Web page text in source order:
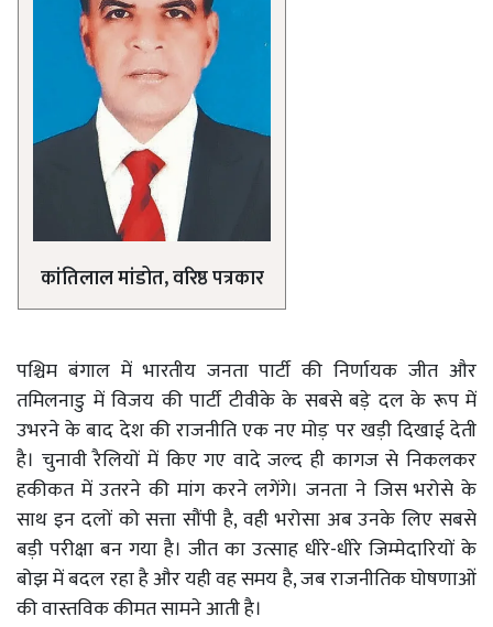
कांतिलाल मांडोत, वरिष्ठ पत्रकार
पश्चिम बंगाल में भारतीय जनता पार्टी की निर्णायक जीत और
तमिलनाडु में विजय की पार्टी टीवीके के सबसे बड़े दल के रूप में
उभरने के बाद देश की राजनीति एक नए मोड़ पर खड़ी दिखाई देती
है। चुनावी रैलियों में किए गए वादे जल्द ही कागज से निकलकर
हकीकत में उतरने की मांग करने लगेंगे। जनता ने जिस भरोसे के
साथ इन दलों को सत्ता सौंपी है, वही भरोसा अब उनके लिए सबसे
बड़ी परीक्षा बन गया है। जीत का उत्साह धीरे-धीरे जिम्मेदारियों के
बोझ में बदल रहा है और यही वह समय है, जब राजनीतिक घोषणाओं
की वास्तविक कीमत सामने आती है।